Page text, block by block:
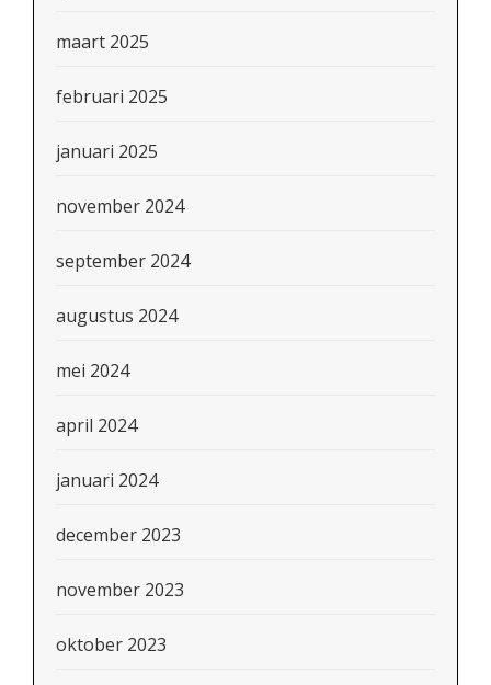
maart 2025
februari 2025
januari 2025
november 2024
september 2024
augustus 2024
mei 2024
april 2024
januari 2024
december 2023
november 2023
oktober 2023